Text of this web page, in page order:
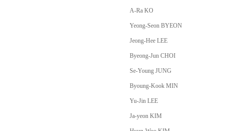
A-Ra KO
Yeong-Seon BYEON
Jeong-Hee LEE
Byeong-Jun CHOI
Se-Young JUNG
Byoung-Kook MIN
Yu-Jin LEE
Ja-yeon KIM